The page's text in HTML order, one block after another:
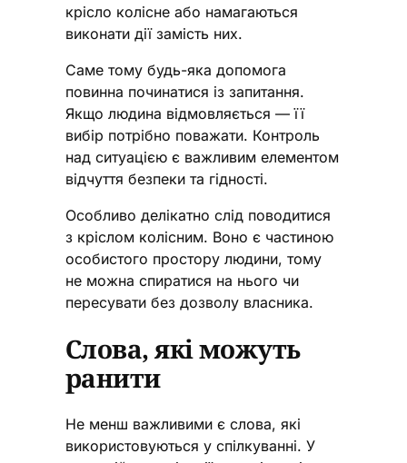
крісло колісне або намагаються
виконати дії замість них.
Саме тому будь-яка допомога
повинна починатися із запитання.
Якщо людина відмовляється — її
вибір потрібно поважати. Контроль
над ситуацією є важливим елементом
відчуття безпеки та гідності.
Особливо делікатно слід поводитися
з кріслом колісним. Воно є частиною
особистого простору людини, тому
не можна спиратися на нього чи
пересувати без дозволу власника.
Слова, які можуть
ранити
Не менш важливими є слова, які
використовуються у спілкуванні. У